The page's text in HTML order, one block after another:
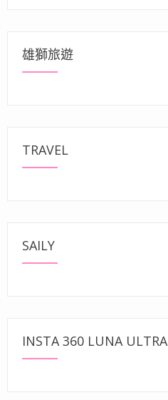
雄獅旅遊
TRAVEL
SAILY
INSTA 360 LUNA ULTRA